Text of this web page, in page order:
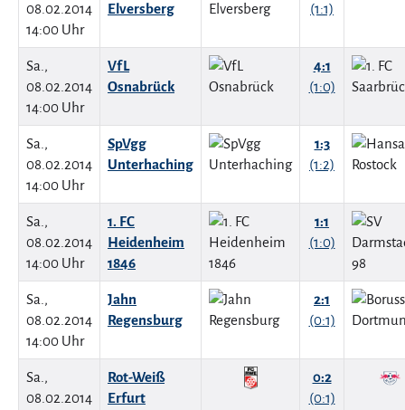
08.02.2014
14:00 Uhr
Elversberg
(1:1)
Sa.,
08.02.2014
14:00 Uhr
VfL
Osnabrück
4:1
(1:0)
Sa.,
08.02.2014
14:00 Uhr
SpVgg
Unterhaching
1:3
(1:2)
Sa.,
08.02.2014
14:00 Uhr
1. FC
Heidenheim
1846
1:1
(1:0)
Sa.,
08.02.2014
14:00 Uhr
Jahn
Regensburg
2:1
(0:1)
Sa.,
08.02.2014
Rot-Weiß
Erfurt
0:2
(0:1)